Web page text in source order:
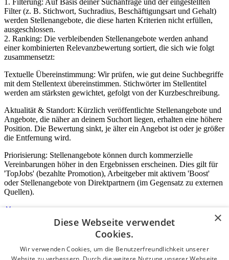
1. Filterung: Auf Basis deiner Suchanfrage und der eingestellten
Filter (z. B. Stichwort, Suchradius, Beschäftigungsart und Gehalt)
werden Stellenangebote, die diese harten Kriterien nicht erfüllen,
ausgeschlossen.
2. Ranking: Die verbleibenden Stellenangebote werden anhand
einer kombinierten Relevanzbewertung sortiert, die sich wie folgt
zusammensetzt:
Textuelle Übereinstimmung: Wir prüfen, wie gut deine Suchbegriffe
mit dem Stellentext übereinstimmen. Stichwörter im Stellentitel
werden am stärksten gewichtet, gefolgt von der Kurzbeschreibung.
Aktualität & Standort: Kürzlich veröffentlichte Stellenangebote und
Angebote, die näher an deinem Suchort liegen, erhalten eine höhere
Position. Die Bewertung sinkt, je älter ein Angebot ist oder je größer
die Entfernung wird.
Priorisierung: Stellenangebote können durch kommerzielle
Vereinbarungen höher in den Ergebnissen erscheinen. Dies gilt für
'TopJobs' (bezahlte Promotion), Arbeitgeber mit aktivem 'Boost'
oder Stellenangebote von Direktpartnern (im Gegensatz zu externen
Quellen).
Login für Unternehmen
E-Mail*
×
Diese Webseite verwendet
Cookies.
Wir verwenden Cookies, um die Benutzerfreundlichkeit unserer